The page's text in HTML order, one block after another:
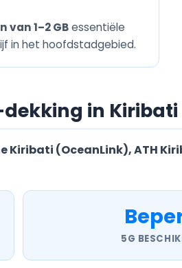
van 1–2 GBessentiële
in het hoofdstadgebied.
dekking in Kiribati
Kiribati (OceanLink), ATH
5G